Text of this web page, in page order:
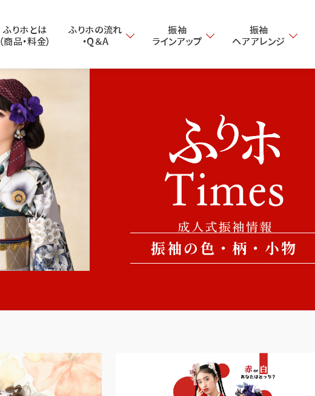
ふりホとは
（商品・料金）
ふりホの流れ
・Q＆A
振袖
ラインアップ
振袖
ヘアアレンジ
振袖の色・柄・小物